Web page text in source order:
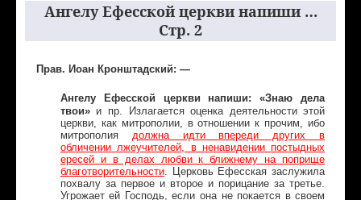
Ангелу Ефесской церкви напиши …
Стр. 2
Прав. Иоан Кронштадский: —
Ангелу Ефесской церкви напиши: «Знаю дела
твои» и пр. Излагается оценка деятельности этой
церкви, как митрополии, в отношении к прочим, ибо
митрополия должна идти впереди других в
обличении лжеучителей, в ненавидении постыдных
ересей и в делах любви к ближнему на поприще
благотворительности. Церковь Ефесская заслужила
похвалу за первое и второе и порицание за третье.
Угрожает ей Господь, если она не покается в своем